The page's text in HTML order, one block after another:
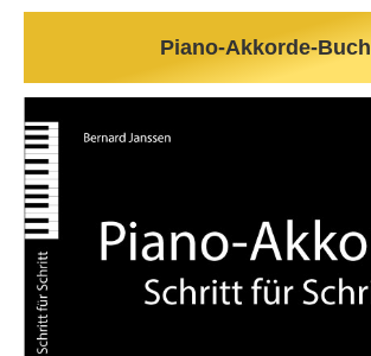
Piano-Akkorde-Buch